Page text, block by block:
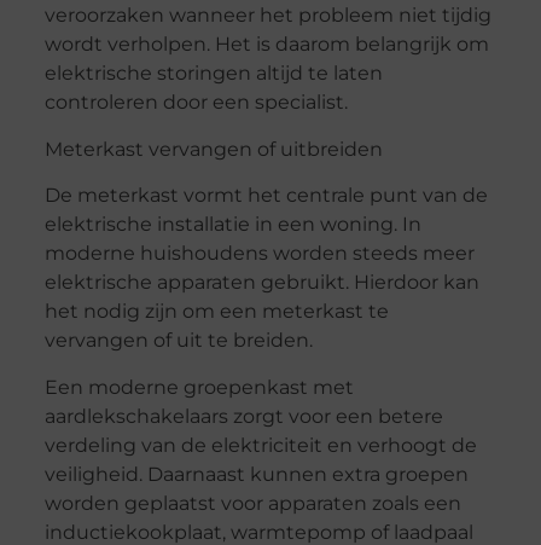
veroorzaken wanneer het probleem niet tijdig
wordt verholpen. Het is daarom belangrijk om
elektrische storingen altijd te laten
controleren door een specialist.
Meterkast vervangen of uitbreiden
De meterkast vormt het centrale punt van de
elektrische installatie in een woning. In
moderne huishoudens worden steeds meer
elektrische apparaten gebruikt. Hierdoor kan
het nodig zijn om een meterkast te
vervangen of uit te breiden.
Een moderne groepenkast met
aardlekschakelaars zorgt voor een betere
verdeling van de elektriciteit en verhoogt de
veiligheid. Daarnaast kunnen extra groepen
worden geplaatst voor apparaten zoals een
inductiekookplaat, warmtepomp of laadpaal